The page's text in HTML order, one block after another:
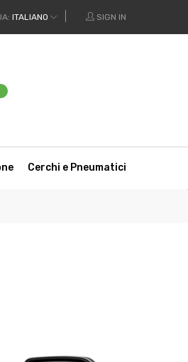
ITALIANO SIGN IN
Cerchi e Pneumatici